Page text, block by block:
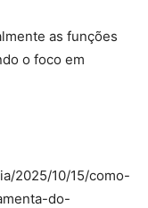
as funções
o foco em
2025/10/15/como-
do-